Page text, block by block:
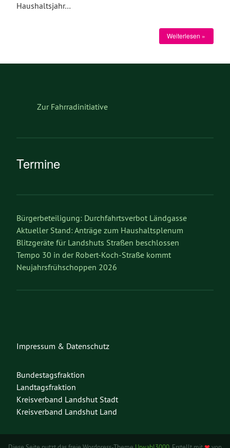
Haushaltsjahr…
Weiterlesen »
Zur Fahrradinitiative
Termine
Bürgerbeteiligung: Durchfahrtsverbot Ländgasse
Aktueller Stand: Anträge zum Haushaltsplenum
Blitzgeräte für Landshuts Straßen beschlossen
Tempo 30 in der Robert-Koch-Straße kommt
Neujahrsfrühschoppen 2026
Impressum & Datenschutz
Bundestagsfraktion
Landtagsfraktion
Kreisverband Landshut Stadt
Kreisverband Landshut Land